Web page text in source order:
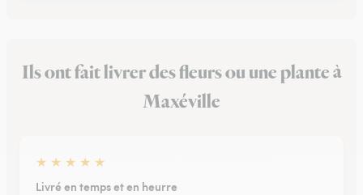
Ils ont fait livrer des fleurs ou une plante à
Maxéville
★ ★ ★ ★ ★
Livré en temps et en heurre